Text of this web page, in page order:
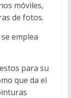
móviles,
de fotos.
emplea
para su
que da el